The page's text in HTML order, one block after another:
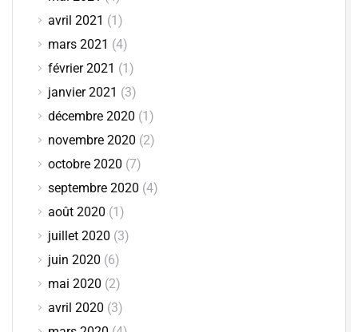
avril 2021 (1)
mars 2021 (4)
février 2021 (1)
janvier 2021 (3)
décembre 2020 (1)
novembre 2020 (2)
octobre 2020 (7)
septembre 2020 (4)
août 2020 (1)
juillet 2020 (3)
juin 2020 (6)
mai 2020 (2)
avril 2020 (3)